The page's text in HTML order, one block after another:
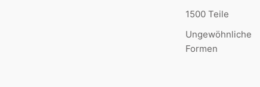
1500 Teile
Ungewöhnliche
Formen